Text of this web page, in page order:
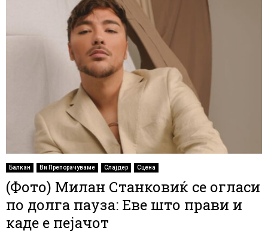
Балкан Ви Препорачуваме Слајдер Сцена
(Фото) Милан Станковиќ се огласи
по долга пауза: Еве што прави и
каде е пејачот